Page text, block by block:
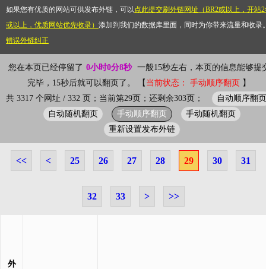
如果您有优质的网站可供发布外链，可以点此提交刷外链网址（BR2或以上，开站
或以上，优质网站优先收录） 添加到我们的数据库里面，同时为你带来流量和收录
错误外链纠正
您在本页已经停留了 0小时0分8秒
一般15秒左右，本页的信息能够提
完毕，15秒后就可以翻页了。 【 当前状态： 手动顺序翻页 】
共 3317 个网址 / 332 页；当前第29页；还剩余303页；
自动顺序翻页
自动随机翻页
手动顺序翻页
手动随机翻页
重新设置发布外链
<< < 25 26 27 28 29 30 31
32 33 > >>
外